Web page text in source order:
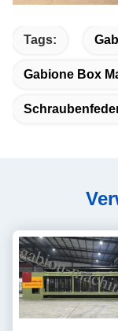
Tags:
Gabione Box